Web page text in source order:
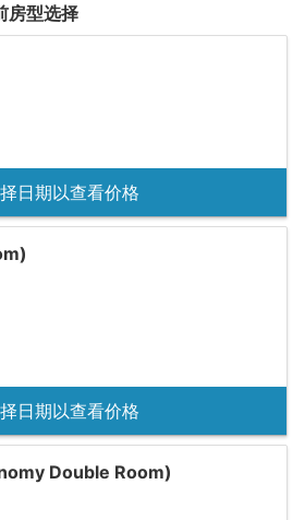
房型选择
日期以查看价格
日期以查看价格
Double Room)